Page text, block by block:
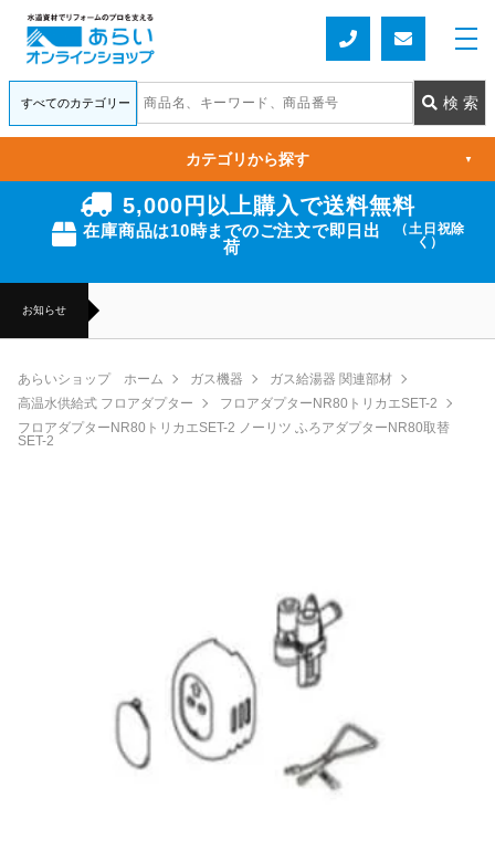
5,000円以上購入で送料無料
在庫商品は10時までのご注文で即日出
荷
（土日祝除
く）
お知らせ
カテゴリから探す ▼
あらいショップ ホーム ガス機器
ガス給湯器 関連部材
高温水供給式 フロアダプター
フロアダプターNR80トリカエSET-2
フロアダプターNR80トリカエSET-2 ノーリツ ふろアダプターNR80取替
SET-2